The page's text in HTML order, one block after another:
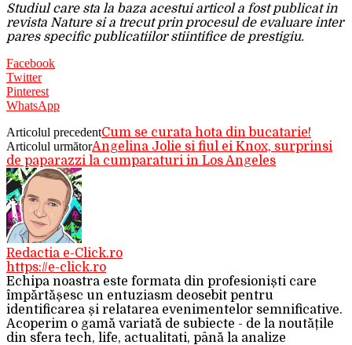
Studiul care sta la baza acestui articol a fost publicat in
revista Nature si a trecut prin procesul de evaluare inter
pares specific publicatiilor stiintifice de prestigiu.
Facebook
Twitter
Pinterest
WhatsApp
Articolul precedentCum se curata hota din bucatarie!
Articolul următorAngelina Jolie si fiul ei Knox, surprinsi
de paparazzi la cumparaturi in Los Angeles
Redactia e-Click.ro
https://e-click.ro
Echipa noastra este formata din profesioniști care
împărtășesc un entuziasm deosebit pentru
identificarea și relatarea evenimentelor semnificative.
Acoperim o gamă variată de subiecte - de la noutățile
din sfera tech, life, actualitati, până la analize